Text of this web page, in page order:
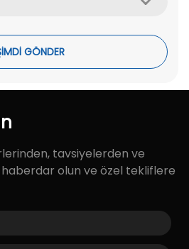
GÖNDER
tavsiyelerden ve
olun ve özel tekliflere